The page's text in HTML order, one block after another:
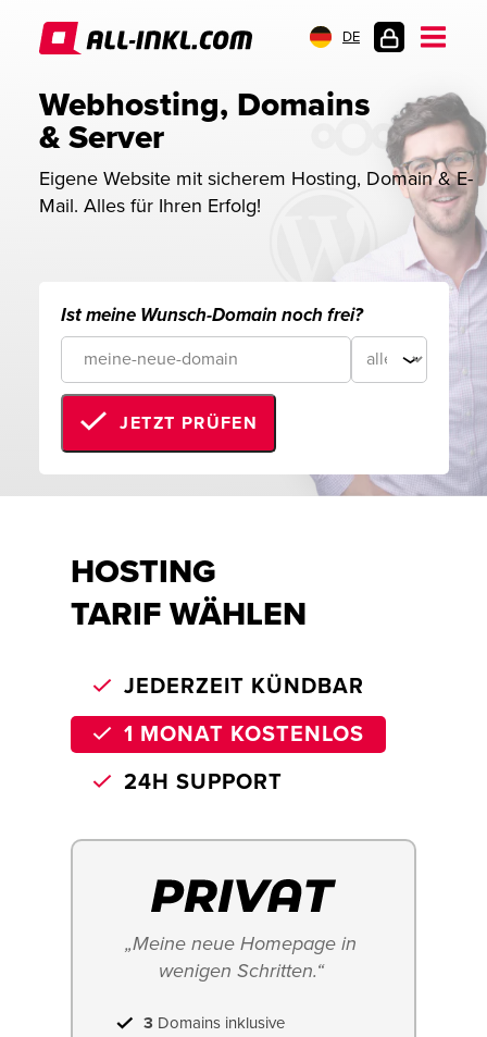
DE
Webhosting, Domains
& Server
Eigene Website mit sicherem Hosting, Domain & E-
Mail. Alles für Ihren Erfolg!
Ist meine Wunsch-Domain noch frei?
JETZT PRÜFEN
HOSTING
TARIF WÄHLEN
JEDERZEIT KÜNDBAR
1 MONAT KOSTENLOS
24H SUPPORT
„Meine neue Homepage in
wenigen Schritten.“
3 Domains inklusive